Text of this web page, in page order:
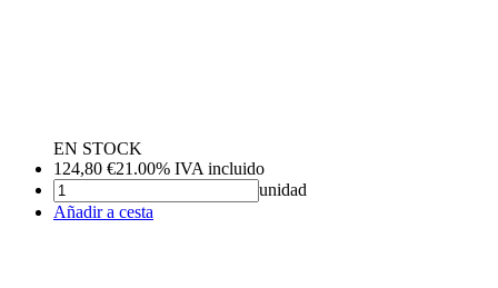
EN STOCK
124,80 €21.00% IVA incluido
unidad
Añadir a cesta